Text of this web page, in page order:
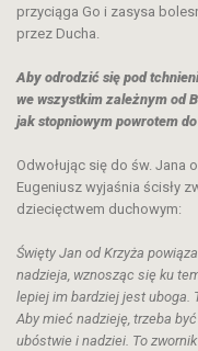
przyciąga Go i zasysa
przez Ducha.
Aby odrodzić się pod
we wszystkim zależnym od
jak stopniowym powrotem
Odwołując się do św. Jana
Eugeniusz wyjaśnia ścisły
dziecięctwem duchowym:
Święty Jan od Krzyża
nadzieja, wznosząc się ku
lepiej im bardziej jest uboga.
Aby mieć nadzieję, trzeba
ubóstwie i nadziei. To